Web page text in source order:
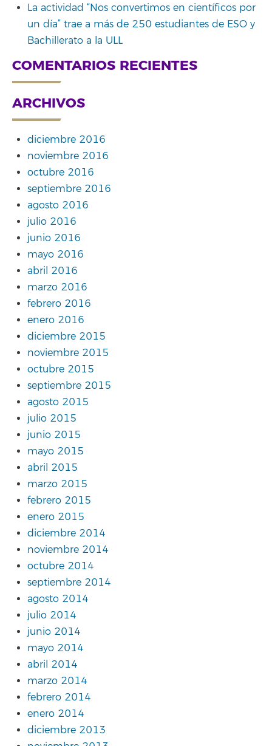
La actividad “Nos convertimos en científicos por
un día” trae a más de 250 estudiantes de ESO y
Bachillerato a la ULL
COMENTARIOS RECIENTES
ARCHIVOS
diciembre 2016
noviembre 2016
octubre 2016
septiembre 2016
agosto 2016
julio 2016
junio 2016
mayo 2016
abril 2016
marzo 2016
febrero 2016
enero 2016
diciembre 2015
noviembre 2015
octubre 2015
septiembre 2015
agosto 2015
julio 2015
junio 2015
mayo 2015
abril 2015
marzo 2015
febrero 2015
enero 2015
diciembre 2014
noviembre 2014
octubre 2014
septiembre 2014
agosto 2014
julio 2014
junio 2014
mayo 2014
abril 2014
marzo 2014
febrero 2014
enero 2014
diciembre 2013